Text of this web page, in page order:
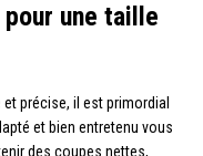
une taille
précise, il est primordial
et bien entretenu vous
des coupes nettes,